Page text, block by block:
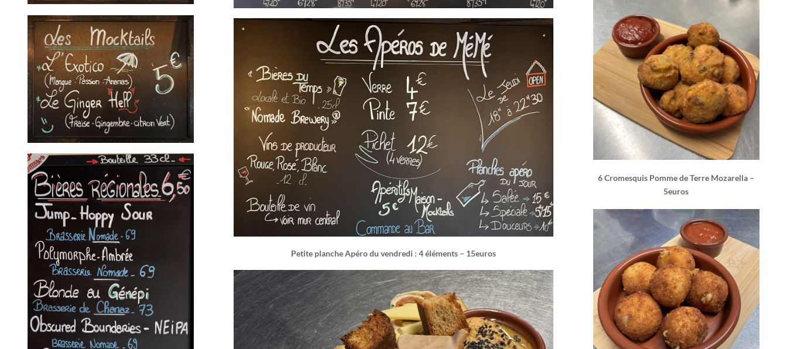
Petite planche Apéro du vendredi : 4 éléments – 15euros
6 Cromesquis Pomme de Terre Mozarella –
5euros